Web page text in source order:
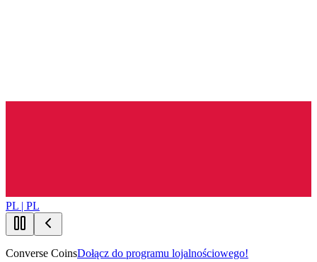
PL | PL
Converse CoinsDołącz do programu lojalnościowego!